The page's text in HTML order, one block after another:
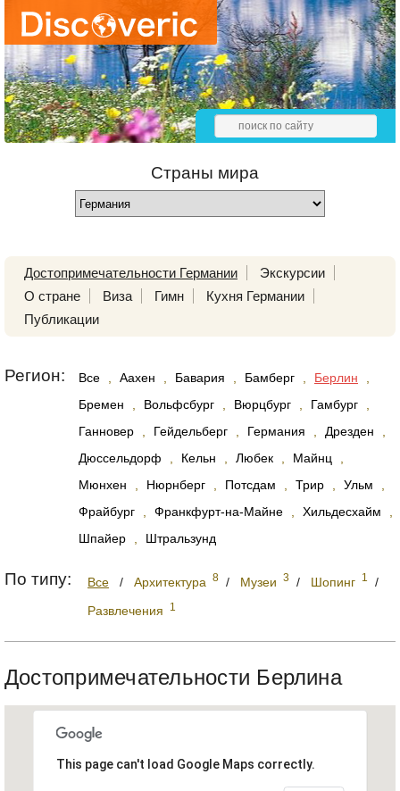
Страны мира
Достопримечательности Германии
Экскурсии
О стране
Виза Гимн
Кухня Германии
Публикации
Регион: Все Аахен Бавария Бамберг Берлин
Бремен
Вольфсбург Вюрцбург Гамбург
Ганновер
Гейдельберг Германия Дрезден
Дюссельдорф
Кельн Любек Майнц
Мюнхен
Нюрнберг Потсдам Трир Ульм
Фрайбург
Франкфурт-на-Майне Хильдесхайм
Шпайер
Штральзунд
По типу: Все / Архитектура 8 / Музеи 3 / Шопинг 1 /
Развлечения 1
Достопримечательности Берлина
This page can't load Google Maps correctly.